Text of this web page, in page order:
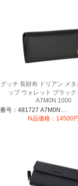
グッチ 長財布 ドリアン メタ
ップ ウォレット ブラッ
A7M0N 1000
番号：481727 A7M0N 1000
N品価格：14500円